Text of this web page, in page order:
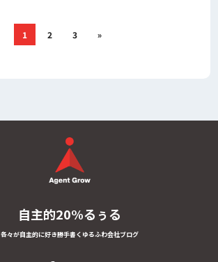
1 2 3 »
自主的20%るぅる
各々が自主的に好き勝手書くゆるふわ会社ブログ